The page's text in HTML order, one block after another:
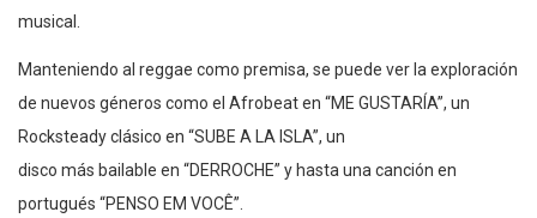
musical.
Manteniendo al reggae como premisa, se puede ver la exploración
de nuevos géneros como el Afrobeat en “ME GUSTARÍA”, un
Rocksteady clásico en “SUBE A LA ISLA”, un
disco más bailable en “DERROCHE” y hasta una canción en
portugués “PENSO EM VOCÊ”.